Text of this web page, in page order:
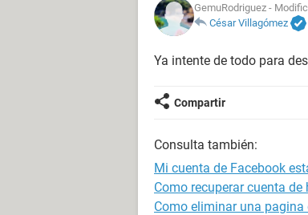
GemuRodriguez -
César Villagómez
Ya intente de todo para
Compartir
Consulta también:
Mi cuenta de Facebook
Como recuperar cuenta
Como eliminar una pagina